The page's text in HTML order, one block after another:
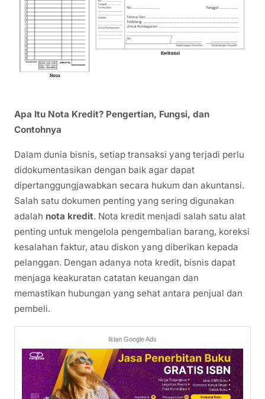
Apa Itu Nota Kredit? Pengertian, Fungsi, dan
Contohnya
Dalam dunia bisnis, setiap transaksi yang terjadi perlu
didokumentasikan dengan baik agar dapat
dipertanggungjawabkan secara hukum dan akuntansi.
Salah satu dokumen penting yang sering digunakan
adalah nota kredit. Nota kredit menjadi salah satu alat
penting untuk mengelola pengembalian barang, koreksi
kesalahan faktur, atau diskon yang diberikan kepada
pelanggan. Dengan adanya nota kredit, bisnis dapat
menjaga keakuratan catatan keuangan dan
memastikan hubungan yang sehat antara penjual dan
pembeli.
Iklan Google Ads